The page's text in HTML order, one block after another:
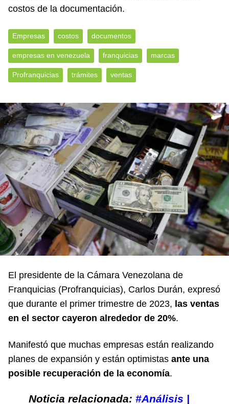
costos de la documentación.
Empresas costos documentos
empresas en venezuela franquicias marcas
Profranquicias trámites ventas
El presidente de la Cámara Venezolana de
Franquicias (Profranquicias), Carlos Durán, expresó
que durante el primer trimestre de 2023, las ventas
en el sector cayeron alrededor de 20%.
Manifestó que muchas empresas están realizando
planes de expansión y están optimistas ante una
posible recuperación de la economía.
Noticia relacionada: #Análisis |